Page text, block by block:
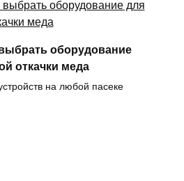
оборудование
откачки меда
на любой пасеке